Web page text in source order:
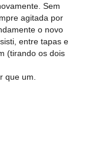
Sem
agitada por
o novo
entre tapas e
(tirando os dois
que um.